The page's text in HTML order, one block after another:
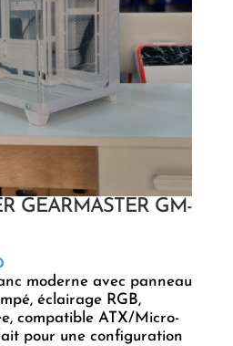
GEARMASTER GM-
moderne avec panneau
éclairage RGB,
compatible ATX/Micro-
pour une configuration